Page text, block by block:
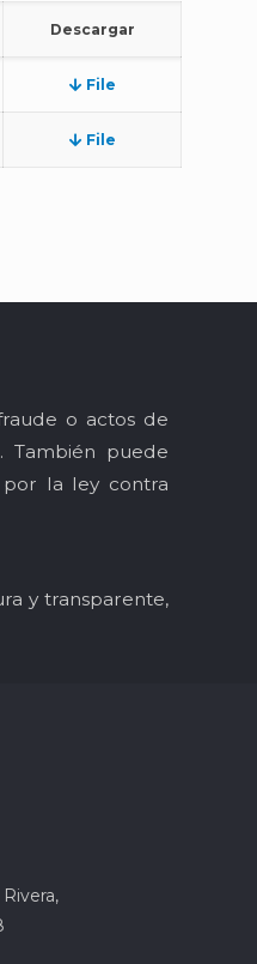
Descargar
File
File
o actos de
. También puede
la ley contra
y transparente,